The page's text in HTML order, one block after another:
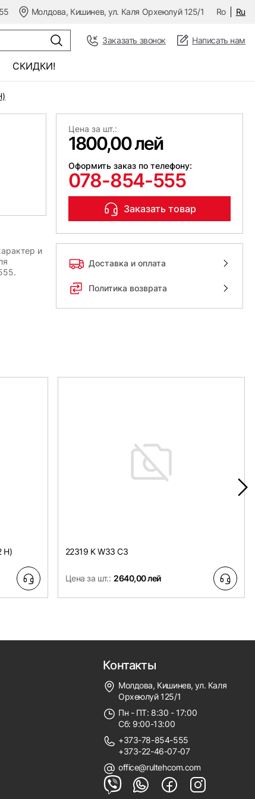
Молдова, Кишинев, ул. Каля Орхеюлуй 125/1 Ro Ru
Заказать звонок Написать нам
СКИДКИ!
Цена за шт.:
1800,00 лей
Оформить заказ по телефону:
078-854-555
Заказать товар
Доставка и оплата
Политика возврата
и
H) 22319 K W33 C3
Цена за шт.: 2640,00 лей
Контакты
Молдова, Кишинев, ул. Каля
Орхеюлуй 125/1
Пн - ПТ: 8:30 - 17:00
Сб: 9:00-13:00
+373-78-854-555
+373-22-46-07-07
office@rultehcom.com